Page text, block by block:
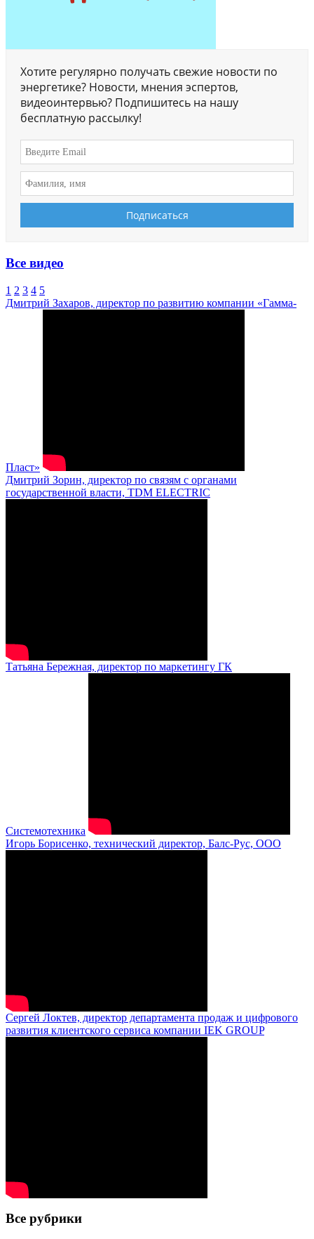
Хотите регулярно получать свежие новости по
энергетике? Новости, мнения эспертов,
видеоинтервью? Подпишитесь на нашу
бесплатную рассылку!
Все видео
1 2 3 4 5
Дмитрий Захаров, директор по развитию компании «Гамма-
Пласт»
Дмитрий Зорин, директор по связям с органами
государственной власти, TDM ELECTRIC
Татьяна Бережная, директор по маркетингу ГК
Системотехника
Игорь Борисенко, технический директор, Балс-Рус, ООО
Сергей Локтев, директор департамента продаж и цифрового
развития клиентского сервиса компании IEK GROUP
Все рубрики